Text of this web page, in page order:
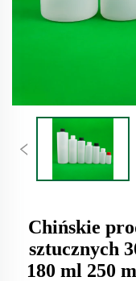
Chińskie
sztucznych
180 ml 250